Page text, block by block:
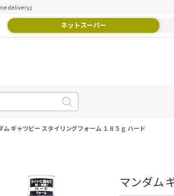
delivery」
ネットスーパー
ム ギャツビー スタイリングフォーム １８５ｇ ハード
マンダム